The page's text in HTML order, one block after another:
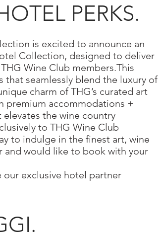
PERKS.
is excited to announce an
Collection, designed to deliver
Wine Club members.This
seamlessly blend the luxury of
charm of THG’s curated art
premium accommodations +
the wine country
to THG Wine Club
to indulge in the finest art, wine
and would like to book with your
our exclusive hotel partner